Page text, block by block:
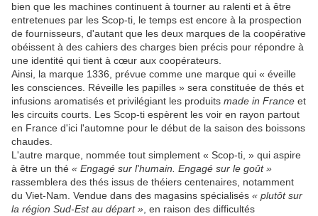
bien que les machines continuent à tourner au ralenti et à être
entretenues par les Scop-ti, le temps est encore à la prospection
de fournisseurs, d'autant que les deux marques de la coopérative
obéissent à des cahiers des charges bien précis pour répondre à
une identité qui tient à cœur aux coopérateurs.
Ainsi, la marque 1336, prévue comme une marque qui « éveille
les consciences. Réveille les papilles » sera constituée de thés et
infusions aromatisés et privilégiant les produits made in France et
les circuits courts. Les Scop-ti espèrent les voir en rayon partout
en France d'ici l'automne pour le début de la saison des boissons
chaudes.
L'autre marque, nommée tout simplement « Scop-ti, » qui aspire
à être un thé « Engagé sur l'humain. Engagé sur le goût »
rassemblera des thés issus de théiers centenaires, notamment
du Viet-Nam. Vendue dans des magasins spécialisés « plutôt sur
la région Sud-Est au départ », en raison des difficultés